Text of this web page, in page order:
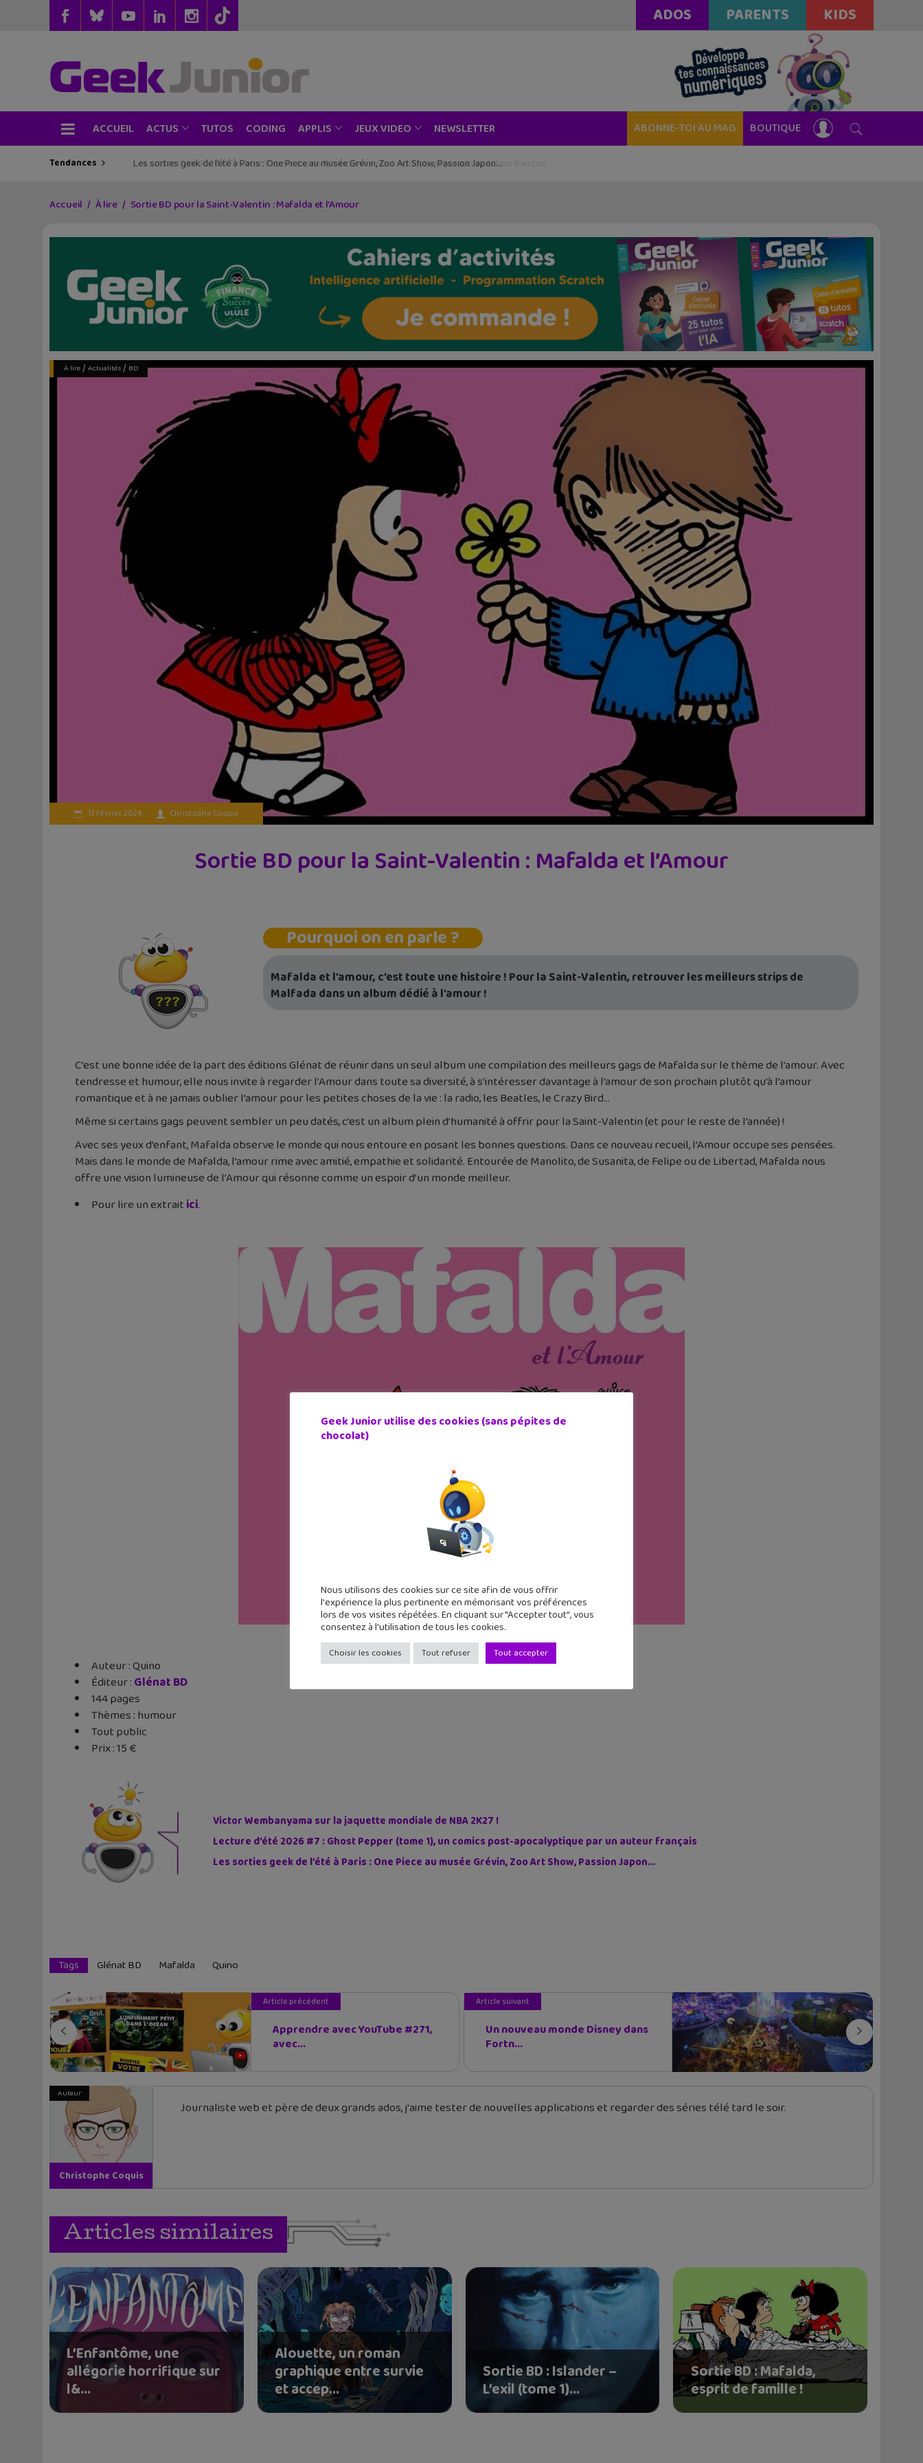
ADOS PARENTS KIDS
ACCUEIL ACTUS TUTOS CODING APPLIS JEUX VIDEO NEWSLETTER ABONNE-TOI AU MAG BOUTIQUE
Tendances Les sorties geek de l’été à Paris : One Piece au musée Grévin, Zoo Art Show, Passion Japon…
Accueil À lire Sortie BD pour la Saint-Valentin : Mafalda et l’Amour
À lire/ Actualités/ BD
13 février 2024 Christophe Coquis
Sortie BD pour la Saint-Valentin : Mafalda et l’Amour
Pourquoi on en parle ?
Mafalda et l’amour, c’est toute une histoire ! Pour la Saint-Valentin, retrouver les meilleurs strips de
Malfada dans un album dédié à l’amour !
C’est une bonne idée de la part des éditions Glénat de réunir dans un seul album une compilation des meilleurs gags de Mafalda sur le thème de l’amour. Avec
tendresse et humour, elle nous invite à regarder l’Amour dans toute sa diversité, à s’intéresser davantage à l’amour de son prochain plutôt qu’à l’amour
romantique et à ne jamais oublier l’amour pour les petites choses de la vie : la radio, les Beatles, le Crazy Bird…
Même si certains gags peuvent sembler un peu datés, c’est un album plein d’humanité à offrir pour la Saint-Valentin (et pour le reste de l’année) !
Avec ses yeux d’enfant, Mafalda observe le monde qui nous entoure en posant les bonnes questions. Dans ce nouveau recueil, l’Amour occupe ses pensées.
Mais dans le monde de Mafalda, l’amour rime avec amitié, empathie et solidarité. Entourée de Manolito, de Susanita, de Felipe ou de Libertad, Mafalda nous
offre une vision lumineuse de l’Amour qui résonne comme un espoir d’un monde meilleur.
Pour lire un extraitici.
Auteur : Quino
Éditeur ‏: ‎Glénat BD
144 pages
Thèmes : humour
Tout public
Prix : 15 €
Victor Wembanyama sur la jaquette mondiale de NBA 2K27 !
Lecture d’été 2026 #7 : Ghost Pepper (tome 1), un comics post-apocalyptique par un auteur français
Les sorties geek de l’été à Paris : One Piece au musée Grévin, Zoo Art Show, Passion Japon…
Tags Glénat BD Mafalda Quino
Article précédent
Apprendre avec YouTube #271,
avec...
Article suivant
Un nouveau monde Disney dans
Fortn...
Auteur
Christophe Coquis
Journaliste web et père de deux grands ados, j'aime tester de nouvelles applications et regarder des séries télé tard le soir.
Articles similaires
L’Enfantôme, une
allégorie horrifique sur
l&...
Alouette, un roman
graphique entre survie
et accep...
Sortie BD : Islander –
L’exil (tome 1)...
Sortie BD : Mafalda,
esprit de famille !
Geek Junior utilise des cookies (sans pépites de
chocolat)
Nous utilisons des cookies sur ce site afin de vous offrir
l'expérience la plus pertinente en mémorisant vos préférences
lors de vos visites répétées. En cliquant sur "Accepter tout", vous
consentez à l'utilisation de tous les cookies.
Choisir les cookies Tout refuser Tout accepter